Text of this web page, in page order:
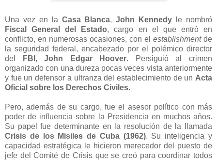
Una vez en la Casa Blanca,John Kennedy le nombró
Fiscal General del Estado, cargo en el que entró en
conflicto, en numerosas ocasiones, con el establishmentde
la seguridad federal, encabezado por el polémico director
del
FBI ,John Edgar Hoover. Persiguió al crimen
organizado con una dureza pocas veces vista anteriormente
y fue un defensor a ultranza del establecimiento de un Acta
Oficial sobre los Derechos Civiles.
Pero, además de su cargo, fue el asesor político con más
poder de influencia sobre la Presidencia en muchos años.
Su papel fue determinante en la resolución de la llamada
Crisis de los Misiles de Cuba (1962). Su inteligencia y
capacidad estratégica le hicieron merecedor del puesto de
jefe del Comité de Crisis que se creó para coordinar todos